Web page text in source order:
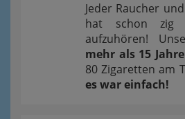
Jeder Raucher
hat schon zig
aufzuhören!
mehr als 15
80 Zigaretten am
es war einfach!